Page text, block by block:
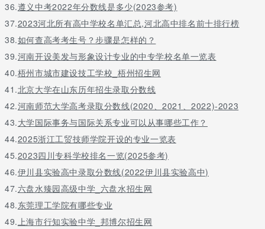
36.遵义中考2022年分数线是多少(2023参考)
37.2023河北所有高中学校名单汇总,河北高中排名前十排行榜
38.如何查高考考生号？步骤是怎样的？
39.河南开设美发与形象设计专业的中专学校名单一览表
40.梧州市城市建设技工学校_梧州招生网
41.北京大学在山东历年招生录取分数线
42.河南师范大学高考录取分数线(2020、2021、2022)-2023
43.大学国际事务与国际关系专业可以从事哪些工作？
44.2025浙江工贸技师学院开设的专业一览表
45.2023四川专科学校排名一览(2025参考)
46.伊川县实验高中录取分数线(2022伊川县实验高中)
47.六盘水臻园高级中学_六盘水招生网
48.东莞理工学院有哪些专业
49.上海市行知实验中学_邦博尔招生网